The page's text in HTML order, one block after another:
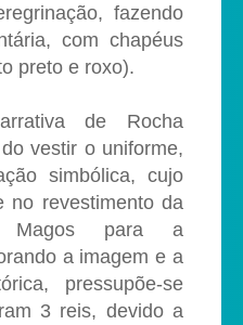
fazendo
com chapéus
preto e roxo).
de Rocha
vestir o uniforme,
simbólica, cujo
no revestimento da
para a
a imagem e a
pressupõe-se
3 reis, devido a